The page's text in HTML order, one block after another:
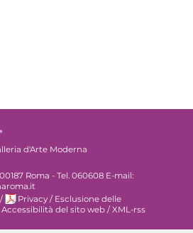
d'Arte Moderna
Roma - Tel. 060608 E-mail:
/ Privacy / Esclusione delle
Accessibilità del sito web / XML-rss